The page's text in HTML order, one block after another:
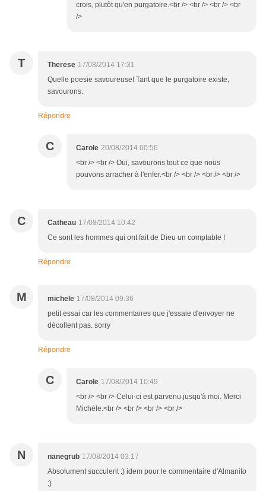
crois, plutôt qu'en purgatoire.<br /> <br /> <br /> <br
/>
T Therese 17/08/2014 17:31
Quelle poesie savoureuse! Tant que le purgatoire existe,
savourons.
Répondre
C Carole 20/08/2014 00:56
<br /> <br /> Oui, savourons tout ce que nous
pouvons arracher à l'enfer.<br /> <br /> <br /> <br />
C Catheau 17/08/2014 10:42
Ce sont les hommes qui ont fait de Dieu un comptable !
Répondre
M michele 17/08/2014 09:36
petit essai car les commentaires que j'essaie d'envoyer ne
décollent pas. sorry
Répondre
C Carole 17/08/2014 10:49
<br /> <br /> Celui-ci est parvenu jusqu'à moi. Merci
Michèle.<br /> <br /> <br /> <br />
N nanegrub 17/08/2014 03:17
Absolument succulent :) idem pour le commentaire d'Almanito
:)